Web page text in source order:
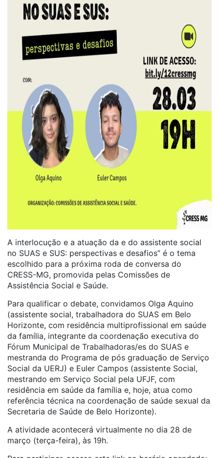
A interlocução e a atuação da e do assistente social
no SUAS e SUS: perspectivas e desafios” é o tema
escolhido para a próxima roda de conversa do
CRESS-MG, promovida pelas Comissões de
Assistência Social e Saúde.
Para qualificar o debate, convidamos Olga Aquino
(assistente social, trabalhadora do SUAS em Belo
Horizonte, com residência multiprofissional em saúde
da família, integrante da coordenação executiva do
Fórum Municipal de Trabalhadoras/es do SUAS e
mestranda do Programa de pós graduação de Serviço
Social da UERJ) e Euler Campos (assistente Social,
mestrando em Serviço Social pela UFJF, com
residência em saúde da família e, hoje, atua como
referência técnica na coordenação de saúde sexual da
Secretaria de Saúde de Belo Horizonte).
A atividade acontecerá virtualmente no dia ​28 de
março (terça-feira)​, às 19h.